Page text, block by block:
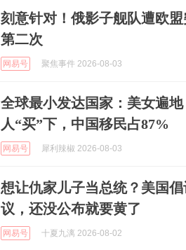
刻意针对！俄影子舰队遭欧
第二次
网易号 聚焦事件 2026-08-03
全球最小发达国家：美女遍
人“买”下，中国移民占87%
网易号 犀利辣椒 2026-08-03
想让仇家儿子当总统？美国
议，还没公布就要黄了
网易号 十夏九漓 2026-08-02